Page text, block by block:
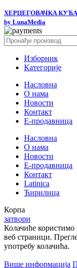
ХЕРЦЕГОВАЧКА КУЋА
by LunaMedia
Изборник
Категорије
Насловна
О нама
Новости
Контакт
E-продавница
Насловна
О нама
Новости
Е-продавница
Контакт
Latinica
Ћирилица
Корпа
затвори
Колачиће
веб страници.
Више информација